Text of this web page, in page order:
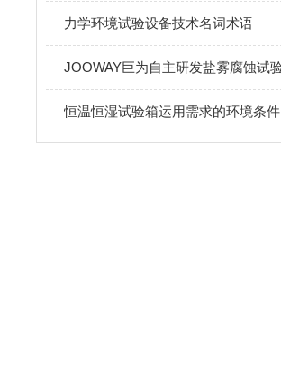
力学环境试验设备技术名词术语
恒温恒湿试验箱运用需求的环境条件​